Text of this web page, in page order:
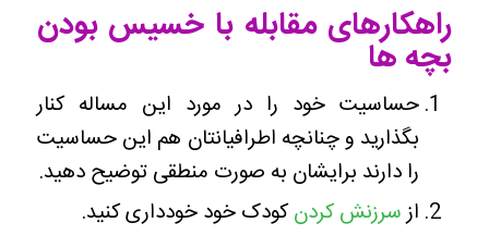
راهکارهای مقابله با خسیس بودن
بچه ها
حساسیت خود را در مورد این مساله کنار
بگذارید و چنانچه اطرافیانتان هم این حساسیت
را دارند برایشان به صورت منطقی توضیح دهید.
ازسرزنش کردنکودک خود خودداری کنید.